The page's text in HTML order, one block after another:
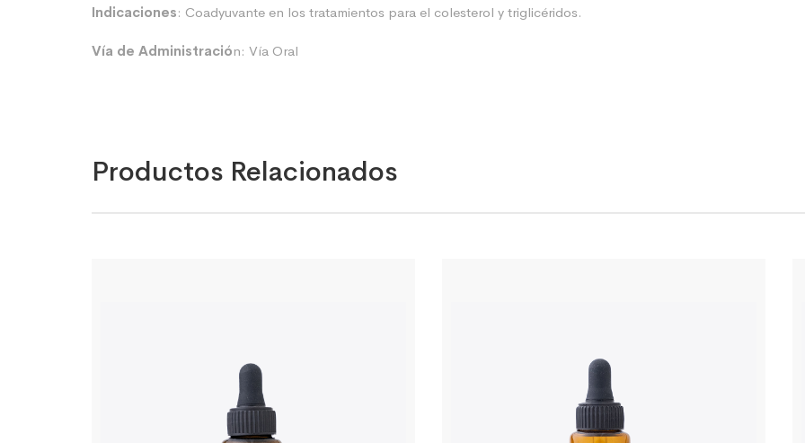
Indicaciones: Coadyuvante en los tratamientos para el colesterol y triglicéridos.
Vía de Administración: Vía Oral
Productos Relacionados